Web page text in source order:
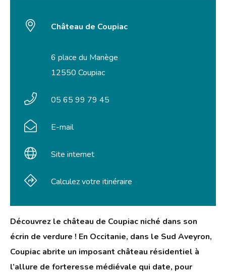
Découvrez le château de Coupiac niché dans son
écrin de verdure ! En Occitanie, dans le Sud Aveyron,
Coupiac abrite un imposant château résidentiel à
l’allure de forteresse médiévale qui date, pour
Château de Coupiac
6 place du Manège
12550 Coupiac
05 65 99 79 45
E-mail
Site internet
Calculez votre itinéraire